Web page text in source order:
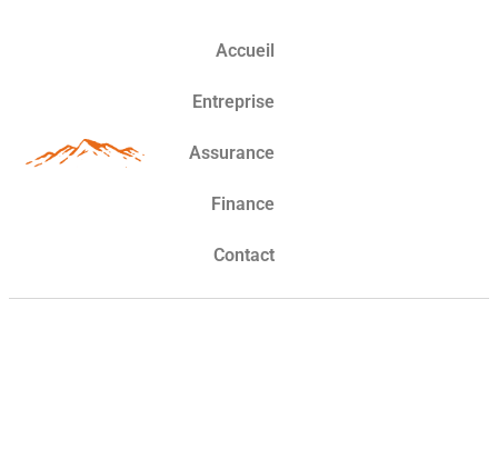
Accueil
Entreprise
Assurance
Finance
Contact